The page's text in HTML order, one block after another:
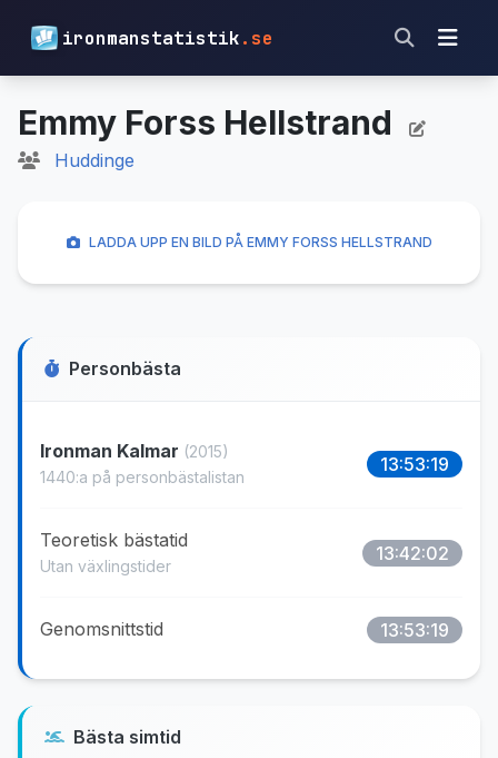
ironmanstatistik.se
Emmy Forss Hellstrand
Huddinge
Personbästa
Ironman Kalmar (2015)
1440:a på personbästalistan
13:53:19
Teoretisk bästatid
Utan växlingstider
13:42:02
Genomsnittstid 13:53:19
Bästa simtid
LADDA UPP EN BILD PÅ EMMY FORSS HELLSTRAND